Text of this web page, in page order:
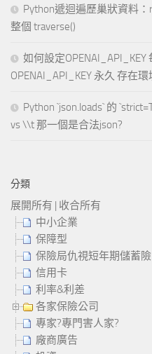
Python遞迴遍歷巢狀資料
整個 traverse()
如何設定
OPENAI_API_KEY 永久 存在
Python `json.loads` 的
vs \\t 那一個是合法json?
分類
展開所有 | 收合所有
中小企業
保障型
保險局仇視短年期儲蓄險
信用卡
利率&利差
各家保險公司
專家?專門害人家?
廠商廣告